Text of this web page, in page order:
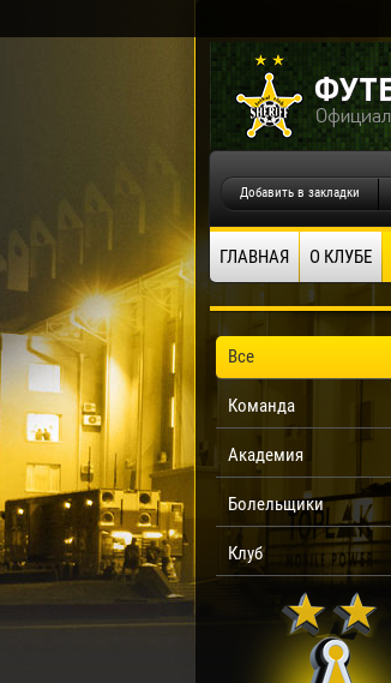
Добавить в закладки
ГЛАВНАЯ О КЛУБЕ
Все
Команда
Академия
Болельщики
Клуб